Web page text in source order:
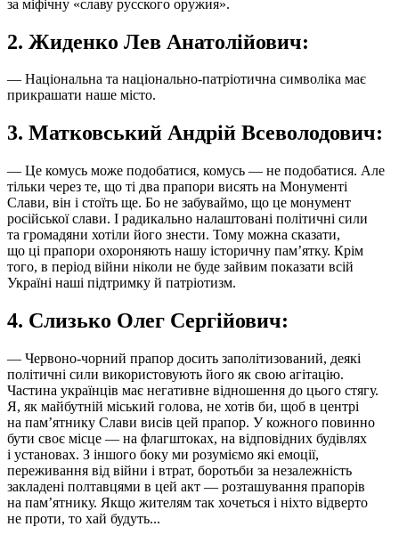
за міфічну «славу русского оружия».
2. Жиденко Лев Анатолійович:
— Національна та національно-патріотична символіка має
прикрашати наше місто.
3. Матковський Андрій Всеволодович:
— Це комусь може подобатися, комусь — не подобатися. Але
тільки через те, що ті два прапори висять на Монументі
Слави, він і стоїть ще. Бо не забуваймо, що це монумент
російської слави. І радикально налаштовані політичні сили
та громадяни хотіли його знести. Тому можна сказати,
що ці прапори охороняють нашу історичну пам’ятку. Крім
того, в період війни ніколи не буде зайвим показати всій
Україні наші підтримку й патріотизм.
4. Слизько Олег Сергійович:
— Червоно-чорний прапор досить заполітизований, деякі
політичні сили використовують його як свою агітацію.
Частина українців має негативне відношення до цього стягу.
Я, як майбутній міський голова, не хотів би, щоб в центрі
на пам’ятнику Слави висів цей прапор. У кожного повинно
бути своє місце — на флагштоках, на відповідних будівлях
і установах. З іншого боку ми розуміємо які емоції,
переживання від війни і втрат, боротьби за незалежність
закладені полтавцями в цей акт — розташування прапорів
на пам’ятнику. Якщо жителям так хочеться і ніхто відверто
не проти, то хай будуть...